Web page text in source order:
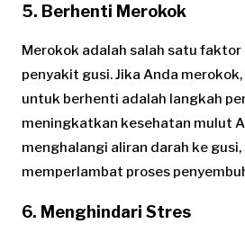
5. Berhenti Merokok
Merokok adalah salah satu
penyakit gusi. Jika Anda
untuk berhenti adalah langkah
meningkatkan kesehatan mulut
menghalangi aliran darah ke
memperlambat proses
6. Menghindari Stres